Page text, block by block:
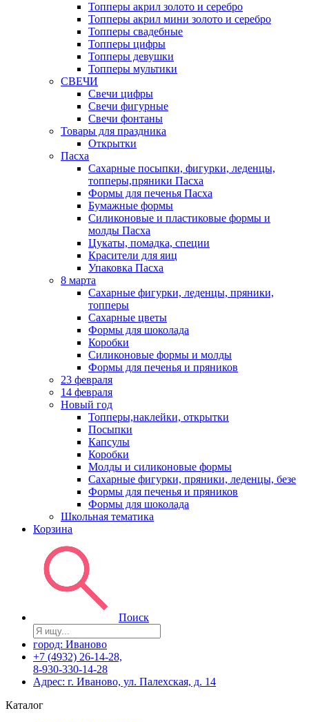
Топперы акрил золото и серебро
Топперы акрил мини золото и серебро
Топперы свадебные
Топперы цифры
Топперы девушки
Топперы мультики
СВЕЧИ
Свечи цифры
Свечи фигурные
Свечи фонтаны
Товары для праздника
Открытки
Пасха
Сахарные посыпки, фигурки, леденцы,
топперы,пряники Пасха
Формы для печенья Пасха
Бумажные формы
Силиконовые и пластиковые формы и
молды Пасха
Цукаты, помадка, специи
Красители для яиц
Упаковка Пасха
8 марта
Сахарные фигурки, леденцы, пряники,
топперы
Сахарные цветы
Формы для шоколада
Коробки
Силиконовые формы и молды
Формы для печенья и пряников
23 февраля
14 февраля
Новый год
Топперы,наклейки, открытки
Посыпки
Капсулы
Коробки
Молды и силиконовые формы
Сахарные фигурки, пряники, леденцы, безе
Формы для печенья и пряников
Формы для шоколада
Школьная тематика
Корзина
Поиск
город: Иваново
+7 (4932) 26-14-28,
8-930-330-14-28
Адрес: г. Иваново, ул. Палехская, д. 14
Каталог